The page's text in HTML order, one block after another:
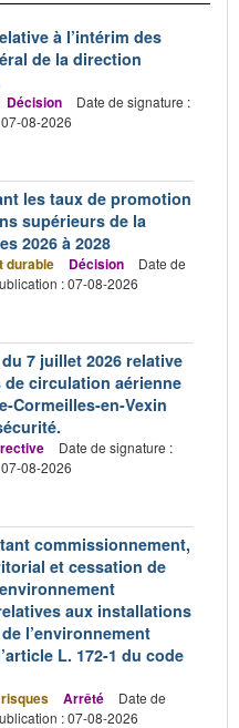
à l’intérim des
de la direction
Décision
Date de signature :
08-2026
les taux de promotion
supérieurs de la
2026 à 2028
durable Décision
Date de
: 07-08-2026
du 7 juillet 2026 relative
circulation aérienne
Cormeilles-en-Vexin
Date de signature :
08-2026
commissionnement,
et cessation de
aux installations
l’environnement
L. 172-1 du code
Arrêté
Date de
: 07-08-2026